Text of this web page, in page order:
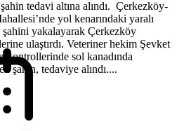
tedavi altına alındı. Çerkezköy-
yol kenarındaki yaralı
yakalayarak Çerkezköy
ulaştırdı. Veteriner hekim Şevket
kontrollerinde sol kanadında
şahin, tedaviye alındı....